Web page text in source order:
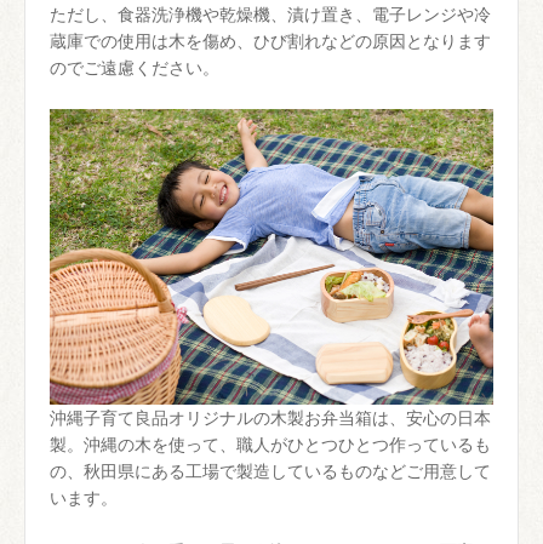
ただし、食器洗浄機や乾燥機、漬け置き、電子レンジや冷
蔵庫での使用は木を傷め、ひび割れなどの原因となります
のでご遠慮ください。
沖縄子育て良品オリジナルの木製お弁当箱は、安心の日本
製。沖縄の木を使って、職人がひとつひとつ作っているも
の、秋田県にある工場で製造しているものなどご用意して
います。